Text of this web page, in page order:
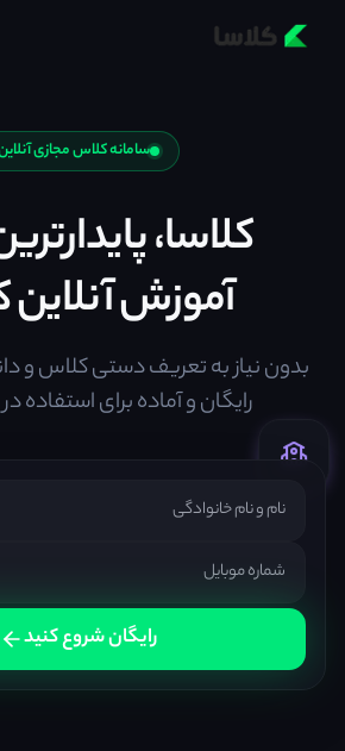
سامانه کلاس مجازی
کلاسا،
آموزش
بدون نیاز به تعریف دستی کلاس و
رایگان و آماده برای استفاده
رایگان شروع کنید